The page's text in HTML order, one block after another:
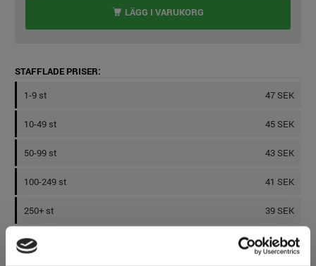
LÄGG I VARUKORG
STAFFLADE PRISER:
1-9 st
47 SEK
10-49 st 45 SEK
50-99 st 43 SEK
100-249 st 41 SEK
250+ st 39 SEK